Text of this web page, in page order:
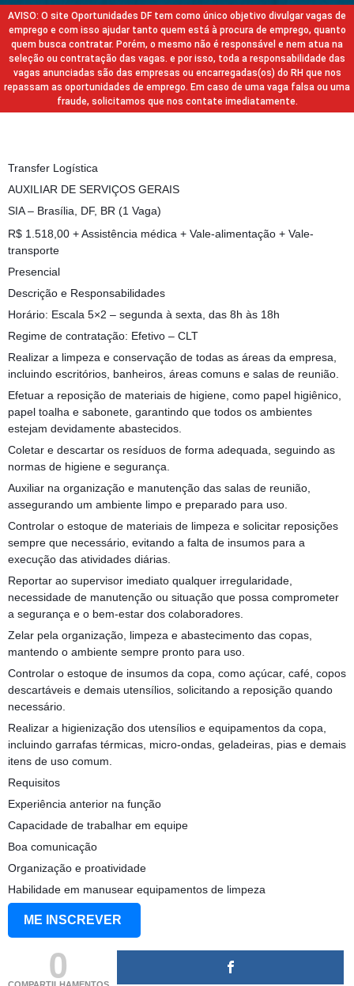
AVISO: O site Oportunidades DF tem como único objetivo divulgar vagas de
emprego e com isso ajudar tanto quem está à procura de emprego, quanto
quem busca contratar. Porém, o mesmo não é responsável e nem atua na
seleção ou contratação das vagas. e por isso, toda a responsabilidade das
vagas anunciadas são das empresas ou encarregadas(os) do RH que nos
repassam as oportunidades de emprego. Em caso de uma vaga falsa ou uma
fraude, solicitamos que nos contate imediatamente.
Transfer Logística
AUXILIAR DE SERVIÇOS GERAIS
SIA – Brasília, DF, BR (1 Vaga)
R$ 1.518,00 + Assistência médica + Vale-alimentação + Vale-
transporte
Presencial
Descrição e Responsabilidades
Horário: Escala 5×2 – segunda à sexta, das 8h às 18h
Regime de contratação: Efetivo – CLT
Realizar a limpeza e conservação de todas as áreas da empresa,
incluindo escritórios, banheiros, áreas comuns e salas de reunião.
Efetuar a reposição de materiais de higiene, como papel higiênico,
papel toalha e sabonete, garantindo que todos os ambientes
estejam devidamente abastecidos.
Coletar e descartar os resíduos de forma adequada, seguindo as
normas de higiene e segurança.
Auxiliar na organização e manutenção das salas de reunião,
assegurando um ambiente limpo e preparado para uso.
Controlar o estoque de materiais de limpeza e solicitar reposições
sempre que necessário, evitando a falta de insumos para a
execução das atividades diárias.
Reportar ao supervisor imediato qualquer irregularidade,
necessidade de manutenção ou situação que possa comprometer
a segurança e o bem-estar dos colaboradores.
Zelar pela organização, limpeza e abastecimento das copas,
mantendo o ambiente sempre pronto para uso.
Controlar o estoque de insumos da copa, como açúcar, café, copos
descartáveis e demais utensílios, solicitando a reposição quando
necessário.
Realizar a higienização dos utensílios e equipamentos da copa,
incluindo garrafas térmicas, micro-ondas, geladeiras, pias e demais
itens de uso comum.
Requisitos
Experiência anterior na função
Capacidade de trabalhar em equipe
Boa comunicação
Organização e proatividade
Habilidade em manusear equipamentos de limpeza
ME INSCREVER
0